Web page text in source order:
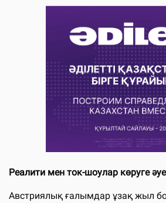
Реалити мен ток-шоулар көруге
Австриялық ғалымдар ұзақ жыл